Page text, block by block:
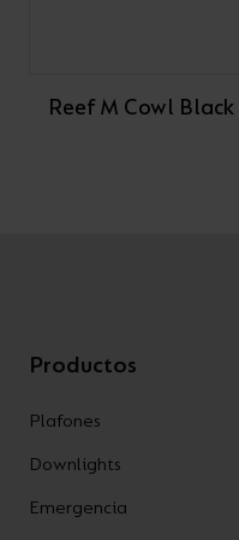
Reef M Cowl Black
Productos
Plafones
Downlights
Emergencia